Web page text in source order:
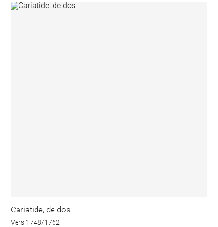
Cariatide, de dos
Vers 1748/1762